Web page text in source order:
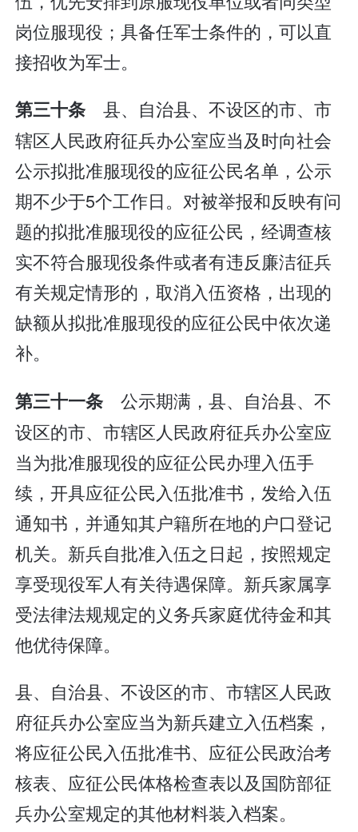
岗位服现役；具备任军士条件的，可以直
接招收为军士。
第三十条 县、自治县、不设区的市、市
辖区人民政府征兵办公室应当及时向社会
公示拟批准服现役的应征公民名单，公示
期不少于5个工作日。对被举报和反映有问
题的拟批准服现役的应征公民，经调查核
实不符合服现役条件或者有违反廉洁征兵
有关规定情形的，取消入伍资格，出现的
缺额从拟批准服现役的应征公民中依次递
补。
第三十一条 公示期满，县、自治县、不
设区的市、市辖区人民政府征兵办公室应
当为批准服现役的应征公民办理入伍手
续，开具应征公民入伍批准书，发给入伍
通知书，并通知其户籍所在地的户口登记
机关。新兵自批准入伍之日起，按照规定
享受现役军人有关待遇保障。新兵家属享
受法律法规规定的义务兵家庭优待金和其
他优待保障。
县、自治县、不设区的市、市辖区人民政
府征兵办公室应当为新兵建立入伍档案，
将应征公民入伍批准书、应征公民政治考
核表、应征公民体格检查表以及国防部征
兵办公室规定的其他材料装入档案。